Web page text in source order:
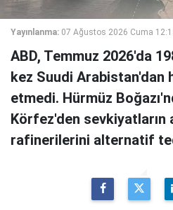
Yayınlanma: 07 Ağustos 2026 Cuma
ABD, Temmuz 2026'da
kez Suudi Arabistan'dan
etmedi. Hürmüz
Körfez'den sevkiyatların
rafinerilerini alternatif